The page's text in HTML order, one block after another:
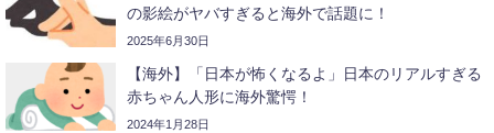
の影絵がヤバすぎると海外で話題に！
2025年6月30日
【海外】「日本が怖くなるよ」日本のリアルすぎる
赤ちゃん人形に海外驚愕！
2024年1月28日